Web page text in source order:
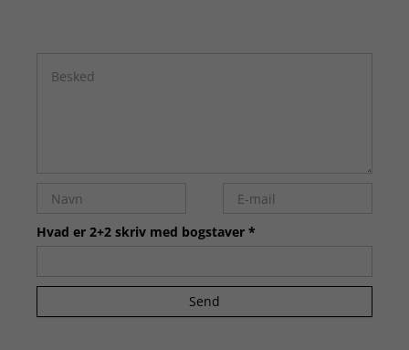
Hvad er 2+2 skriv med bogstaver *
Send